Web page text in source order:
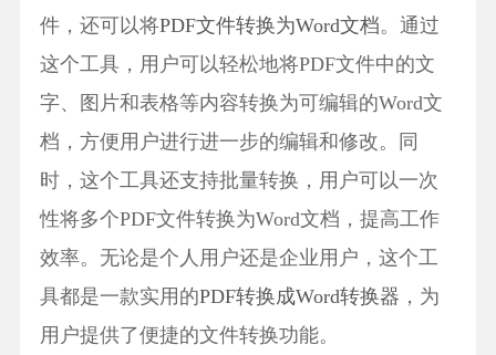
件，还可以将PDF文件转换为Word文档。通过
这个工具，用户可以轻松地将PDF文件中的文
字、图片和表格等内容转换为可编辑的Word文
档，方便用户进行进一步的编辑和修改。同
时，这个工具还支持批量转换，用户可以一次
性将多个PDF文件转换为Word文档，提高工作
效率。无论是个人用户还是企业用户，这个工
具都是一款实用的PDF转换成Word转换器 ，为
用户提供了便捷的文件转换功能。